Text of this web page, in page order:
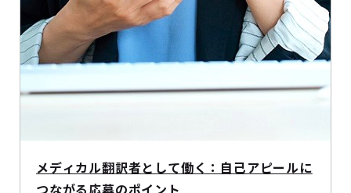
メディカル翻訳者として働く：自己アピールに